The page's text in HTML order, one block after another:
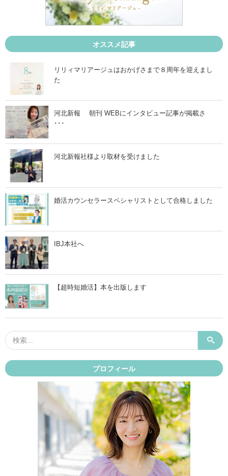
オススメ記事
リリィマリアージュはおかげさまで８周年を迎えまし
た
河北新報 朝刊 WEBにインタビュー記事が掲載さ
･･･
河北新報社様より取材を受けました
婚活カウンセラースペシャリストとして合格しました
IBJ本社へ
【超時短婚活】本を出版します
プロフィール